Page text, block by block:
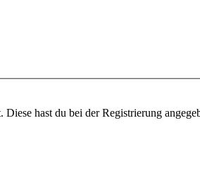
hast du bei der Registrierung